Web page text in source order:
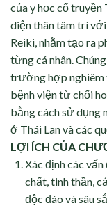
của y học cổ
diện thân tâm trí
Reiki, nhằm tạo ra
từng cá nhân.
trường hợp nghiêm
bệnh viện từ chối
bằng cách sử dụng
ở Thái Lan và các
LỢI ÍCH CỦA
Xác định các
chất, tinh thần,
độc đáo và sâu